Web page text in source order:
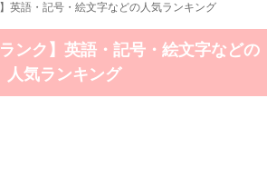
英語・記号・絵文字などの人気ランキング
ンク】英語・記号・絵文字などの
人気ランキング